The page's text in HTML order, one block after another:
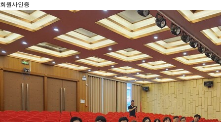
회원사인증
오시는길
회원사보기
정회원(유학원)
학교회원
기업회원
학교인증제
학교인증제란
KOSA AWARD
유학프로그램
유학프로그램
유학신문고
커뮤니티
NEWS/NOTICE